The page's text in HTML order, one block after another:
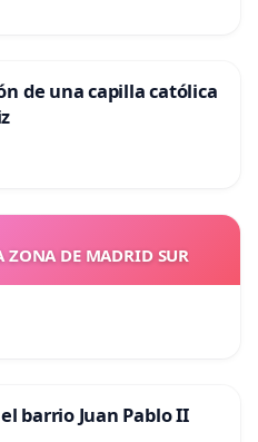
de una capilla católica
ZONA DE MADRID SUR
barrio Juan Pablo II